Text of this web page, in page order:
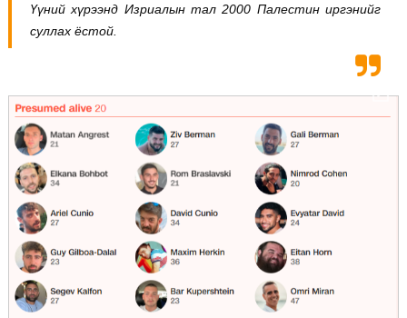
Үүний хүрээнд Изриалын тал 2000 Палестин иргэнийг
суллах ёстой.